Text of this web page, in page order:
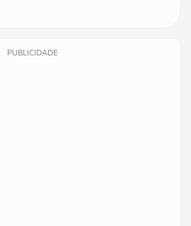
PUBLICIDADE